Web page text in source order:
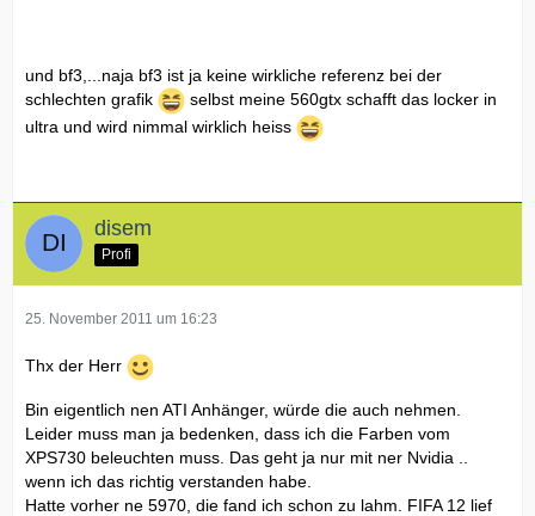
und bf3,...naja bf3 ist ja keine wirkliche referenz bei der
schlechten grafik
selbst meine 560gtx schafft das locker in
ultra und wird nimmal wirklich heiss
disem
Profi
25. November 2011 um 16:23
Thx der Herr
Bin eigentlich nen ATI Anhänger, würde die auch nehmen.
Leider muss man ja bedenken, dass ich die Farben vom
XPS730 beleuchten muss. Das geht ja nur mit ner Nvidia ..
wenn ich das richtig verstanden habe.
Hatte vorher ne 5970, die fand ich schon zu lahm. FIFA 12 lief